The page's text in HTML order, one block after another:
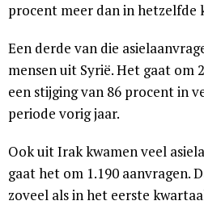
procent meer dan in hetzelfde
Een derde van die
mensen uit Syrië. Het gaat om
een stijging van 86 procent in
periode vorig jaar.
Ook uit Irak kwamen veel
gaat het om 1.190 aanvragen.
zoveel als in het eerste